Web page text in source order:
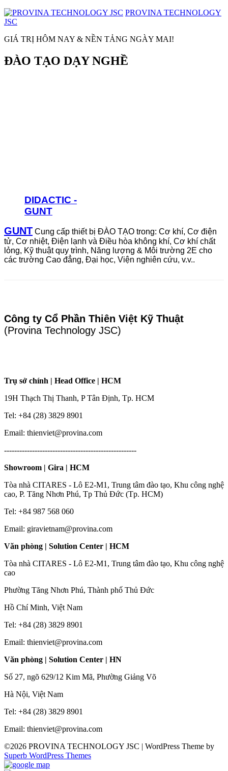
PROVINA TECHNOLOGY
JSC
GIÁ TRỊ HÔM NAY & NỀN TẢNG NGÀY MAI!
ĐÀO TẠO DẠY NGHỀ
DIDACTIC -
GUNT
GUNT Cung cấp thiết bị ĐÀO TẠO trong: Cơ khí, Cơ điện
tử, Cơ nhiệt, Điện lạnh và Điều hòa không khí, Cơ khí chất
lỏng, Kỹ thuật quy trình, Năng lượng & Môi trường 2E cho
các trường Cao đẳng, Đại học, Viện nghiên cứu, v.v..
Công ty Cổ Phần Thiên Việt Kỹ Thuật
(Provina Technology JSC)
Trụ sở chính | Head Office | HCM
19H Thạch Thị Thanh, P Tân Định, Tp. HCM
Tel: +84 (28) 3829 8901
Email: thienviet@provina.com
----------------------------------------------------
Showroom | Gira | HCM
Tòa nhà CITARES - Lô E2-M1, Trung tâm đào tạo, Khu công nghệ
cao, P. Tăng Nhơn Phú, Tp Thủ Đức (Tp. HCM)
Tel: +84 987 568 060
Email: giravietnam@provina.com
Văn phòng | Solution Center | HCM
Tòa nhà CITARES - Lô E2-M1, Trung tâm đào tạo, Khu công nghệ
cao
Phường Tăng Nhơn Phú, Thành phố Thủ Đức
Hồ Chí Minh, Việt Nam
Tel: +84 (28) 3829 8901
Email: thienviet@provina.com
Văn phòng | Solution Center | HN
Số 27, ngõ 629/12 Kim Mã, Phường Giảng Võ
Hà Nội, Việt Nam
Tel: +84 (28) 3829 8901
Email: thienviet@provina.com
©2026 PROVINA TECHNOLOGY JSC | WordPress Theme by
Superb WordPress Themes